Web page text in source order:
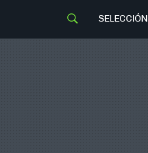
SELECCIÓN